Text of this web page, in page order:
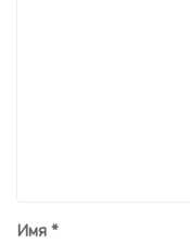
Имя *